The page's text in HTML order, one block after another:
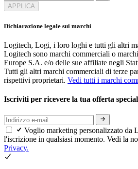
APPLICA
Dichiarazione legale sui marchi
Logitech, Logi, i loro loghi e tutti gli altri
Logitech sono marchi commerciali o
Europe S.A. e/o delle sue affiliate negli
Tutti gli altri marchi commerciali di terze
rispettivi proprietari. Vedi tutti i marchi
Iscriviti per ricevere la tua offerta
Voglio marketing personalizzato da
l'iscrizione in qualsiasi momento. Vedi la
Privacy.